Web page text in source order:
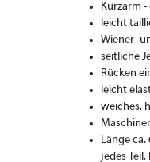
Kurzarm
leicht
Wiener-
seitliche
Rücken
leicht
weiches,
Länge
jedes